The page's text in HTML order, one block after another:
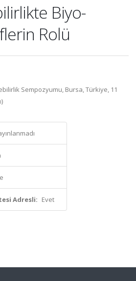
Biyo-
Rolü
Sempozyumu, Bursa, Türkiye, 11
Adresli: Evet